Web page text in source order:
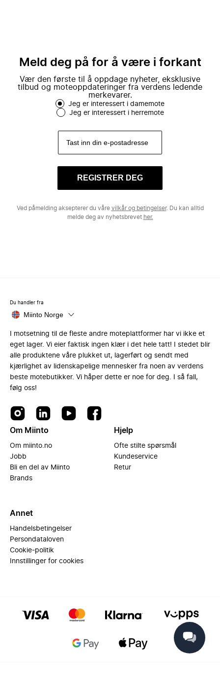
Meld deg på for å være i forkant
Vær den første til å oppdage nyheter, eksklusive
tilbud og moteoppdateringer fra verdens ledende
merkevarer.
Jeg er interessert i damemote
Jeg er interessert i herremote
REGISTRER DEG
Ved påmelding aksepterer du våre vilkår og betingelser. Du kan alltid
melde deg av nyhetsbrevet her.
Du handler fra
Miinto Norge
I motsetning til de fleste andre moteplattformer har vi ikke et
eget lager. Vi eier faktisk ingen klær i det hele tatt! I stedet blir
alle produktene våre plukket ut, lagerført og sendt med
kjærlighet av lidenskapelige mennesker fra noen av verdens
beste motebutikker. Vi håper dette er noe for deg. I så fall,
følg oss!
Om Miinto
Om miinto.no
Jobb
Bli en del av Miinto
Brands
Hjelp
Ofte stilte spørsmål
Kundeservice
Retur
Annet
Handelsbetingelser
Persondataloven
Cookie-politik
Innstillinger for cookies